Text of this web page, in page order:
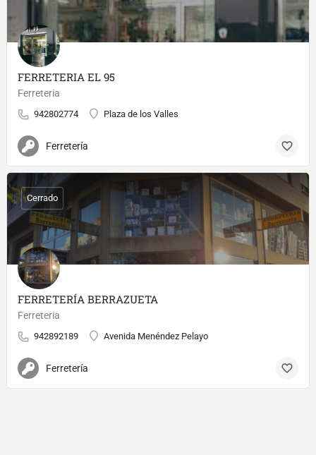
FERRETERIA EL 95
Ferreteria
942802774 Plaza de los Valles
Ferretería
FERRETERÍA BERRAZUETA
Ferreteria
942892189 Avenida Menéndez Pelayo
Cerrado
Ferretería